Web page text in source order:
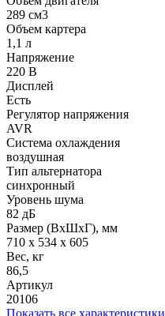
289 см3
Объем картера
1,1 л
Напряжение
220 В
Дисплей
Есть
Регулятор напряжения
AVR
Система охлаждения
воздушная
Тип альтернатора
синхронный
Уровень шума
82 дБ
Размер (ВхШхГ), мм
710 x 534 x 605
Вес, кг
86,5
Артикул
20106
Показать все характеристики